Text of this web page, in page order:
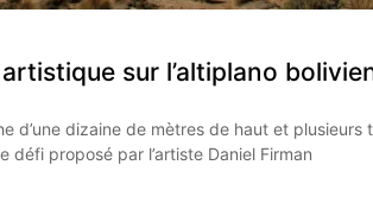
sur l’altiplano
d’une dizaine de mètres de haut et plusieurs
défi proposé par l’artiste Daniel Firman